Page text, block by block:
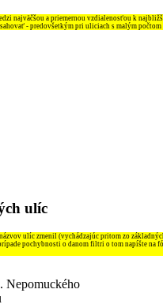
najväčšou a priemernou vzdialenosťou k
- predovšetkým pri uliciach s malým
ulíc
ulíc zmenil (vychádzajúc pritom zo
pochybnosti o danom filtri o tom napíšte na
Nepomuckého